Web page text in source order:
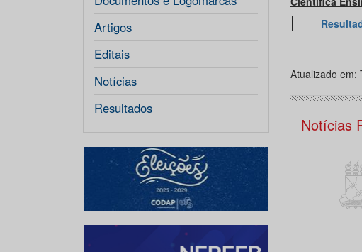
Artigos
Editais
Notícias
Resultados
Atualizado em:
Notícias